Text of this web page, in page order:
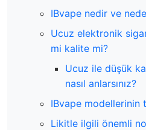
IBvape nedir ve
Ucuz elektronik
mi kalite mi?
Ucuz ile düşük
nasıl anlarsınız?
IBvape modellerinin
Likitle ilgili önemli